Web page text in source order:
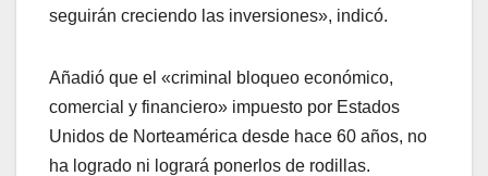
seguirán creciendo las inversiones», indicó.
Añadió que el «criminal bloqueo económico,
comercial y financiero» impuesto por Estados
Unidos de Norteamérica desde hace 60 años, no
ha logrado ni logrará ponerlos de rodillas.